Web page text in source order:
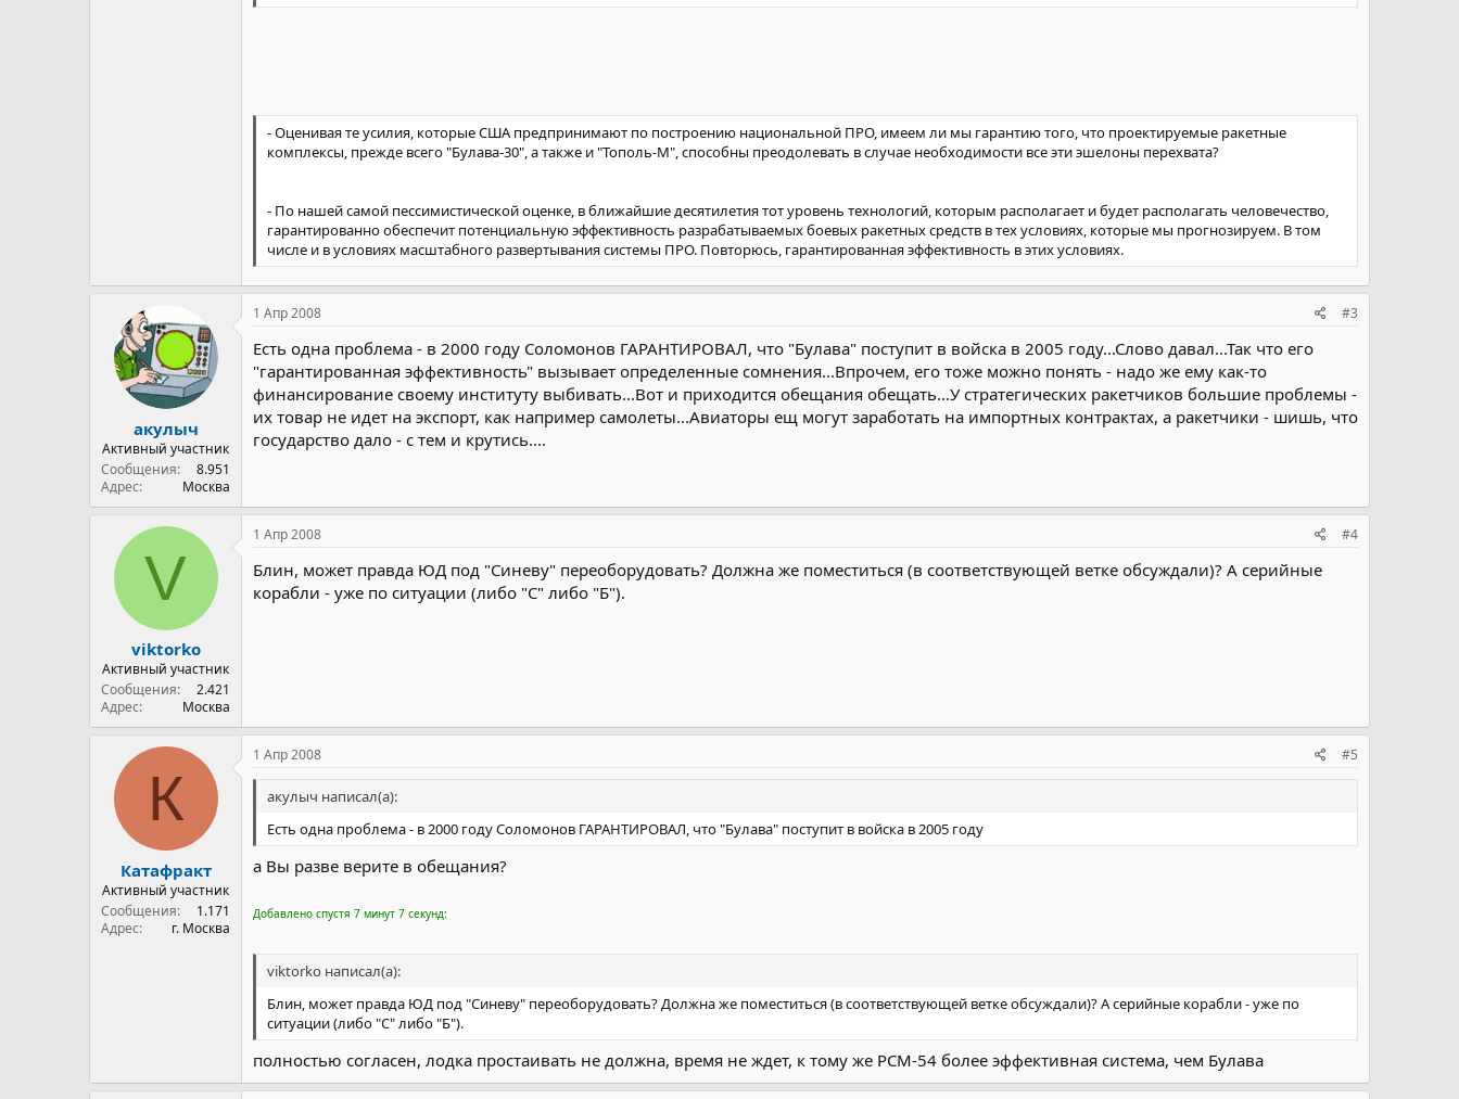
замещению переменных грузов, в пусковые шахты придется вместо ракет загрузить мешки с песком, компенсировать их массу забортной водой или еще
- Оценивая те усилия, которые США предпринимают по построению национальной ПРО, имеем ли мы гарантию того, что проектируемые ракетные
комплексы, прежде всего "Булава-30", а также и "Тополь-М", способны преодолевать в случае необходимости все эти эшелоны перехвата?
- По нашей самой пессимистической оценке, в ближайшие десятилетия тот уровень технологий, которым располагает и будет располагать человечество,
гарантированно обеспечит потенциальную эффективность разрабатываемых боевых ракетных средств в тех условиях, которые мы прогнозируем. В том
числе и в условиях масштабного развертывания системы ПРО. Повторюсь, гарантированная эффективность в этих условиях.
акулыч
Активный участник
Сообщения
8.951
Адрес
Москва
1 Апр 2008 #3
Есть одна проблема - в 2000 году Соломонов ГАРАНТИРОВАЛ, что "Булава" поступит в войска в 2005 году...Слово давал...Так что его
"гарантированная эффективность" вызывает определенные сомнения...Впрочем, его тоже можно понять - надо же ему как-то
финансирование своему институту выбивать...Вот и приходится обещания обещать...У стратегических ракетчиков большие проблемы -
их товар не идет на экспорт, как например самолеты...Авиаторы ещ могут заработать на импортных контрактах, а ракетчики - шишь, что
государство дало - с тем и крутись....
V
viktorko
Активный участник
Сообщения
2.421
Адрес
Москва
1 Апр 2008 #4
Блин, может правда ЮД под "Синеву" переоборудовать? Должна же поместиться (в соответствующей ветке обсуждали)? А серийные
корабли - уже по ситуации (либо "С" либо "Б").
К
Катафракт
Активный участник
Сообщения
1.171
Адрес
г. Москва
1 Апр 2008 #5
акулыч написал(а):
Есть одна проблема - в 2000 году Соломонов ГАРАНТИРОВАЛ, что "Булава" поступит в войска в 2005 году
а Вы разве верите в обещания?
Добавлено спустя 7 минут 7 секунд:
viktorko написал(а):
Блин, может правда ЮД под "Синеву" переоборудовать? Должна же поместиться (в соответствующей ветке обсуждали)? А серийные корабли - уже по
ситуации (либо "С" либо "Б").
полностью согласен, лодка простаивать не должна, время не ждет, к тому же РСМ-54 более эффективная система, чем Булава